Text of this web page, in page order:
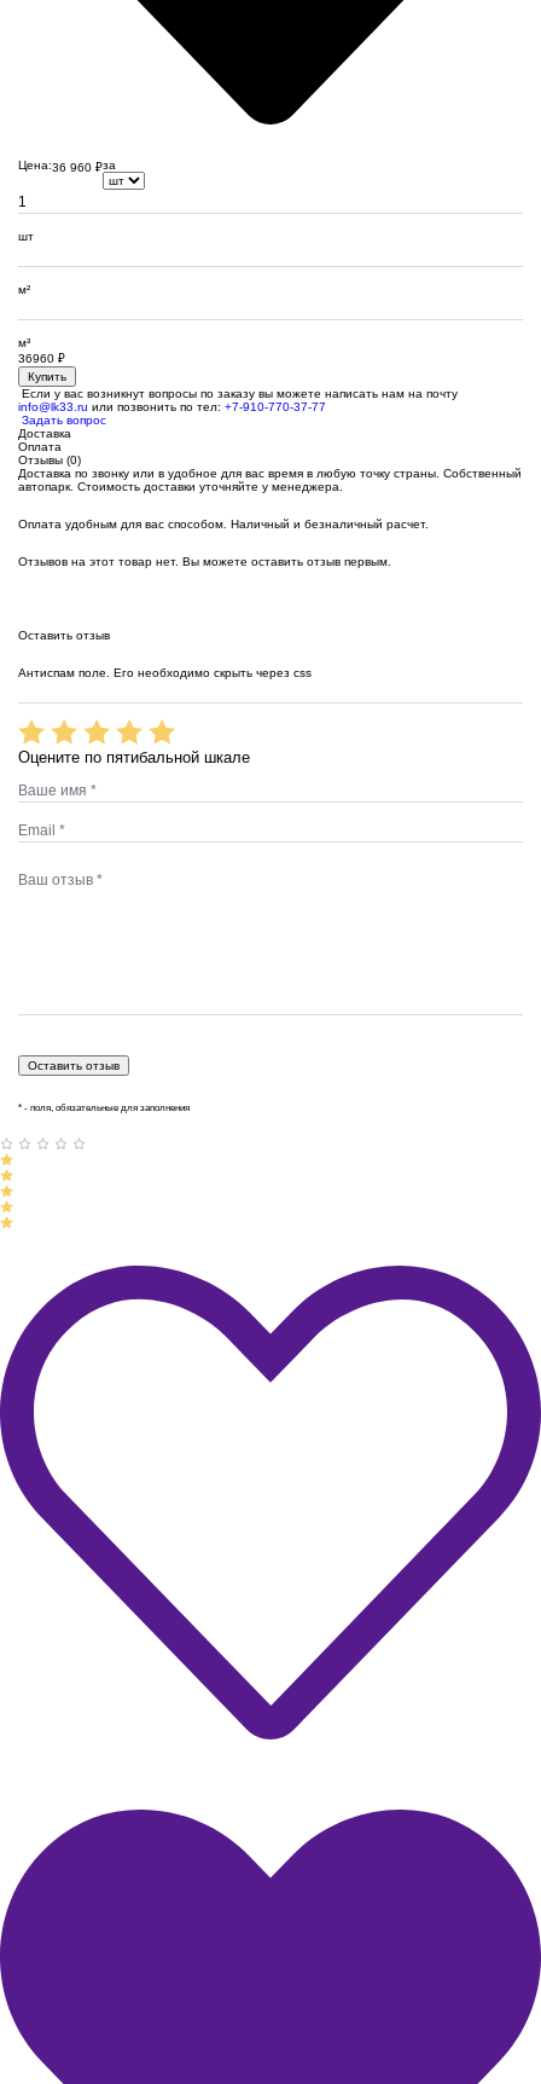
Цена:36 960 ₽за
шт
м²
м³
36960 ₽
Купить
Если у вас возникнут вопросы по заказу вы можете написать нам на почту
info@lk33.ru или позвонить по тел: +7-910-770-37-77
Задать вопрос
Доставка
Оплата
Отзывы (0)
Доставка по звонку или в удобное для вас время в любую точку страны. Собственный
автопарк. Стоимость доставки уточняйте у менеджера.
Оплата удобным для вас способом. Наличный и безналичный расчет.
Отзывов на этот товар нет. Вы можете оставить отзыв первым.
Оставить отзыв
Антиспам поле. Его необходимо скрыть через css
Оцените по пятибальной шкале
* - поля, обязательные для заполнения